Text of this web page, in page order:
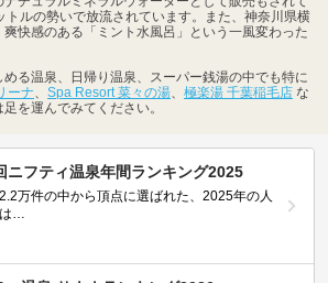
トルの勢いで放流されています。また、神奈川県横
爽快感のある「ミント水風呂」という一風変わった
る温泉、日帰り温泉、スーパー銭湯の中でも特に
ーナ Spa Resort 菜々の湯 極楽湯 千葉稲毛店 な
を運んでみてください。
ニフティ温泉年間ランキング2025
万件の中から頂点に選ばれた、2025年の人
…